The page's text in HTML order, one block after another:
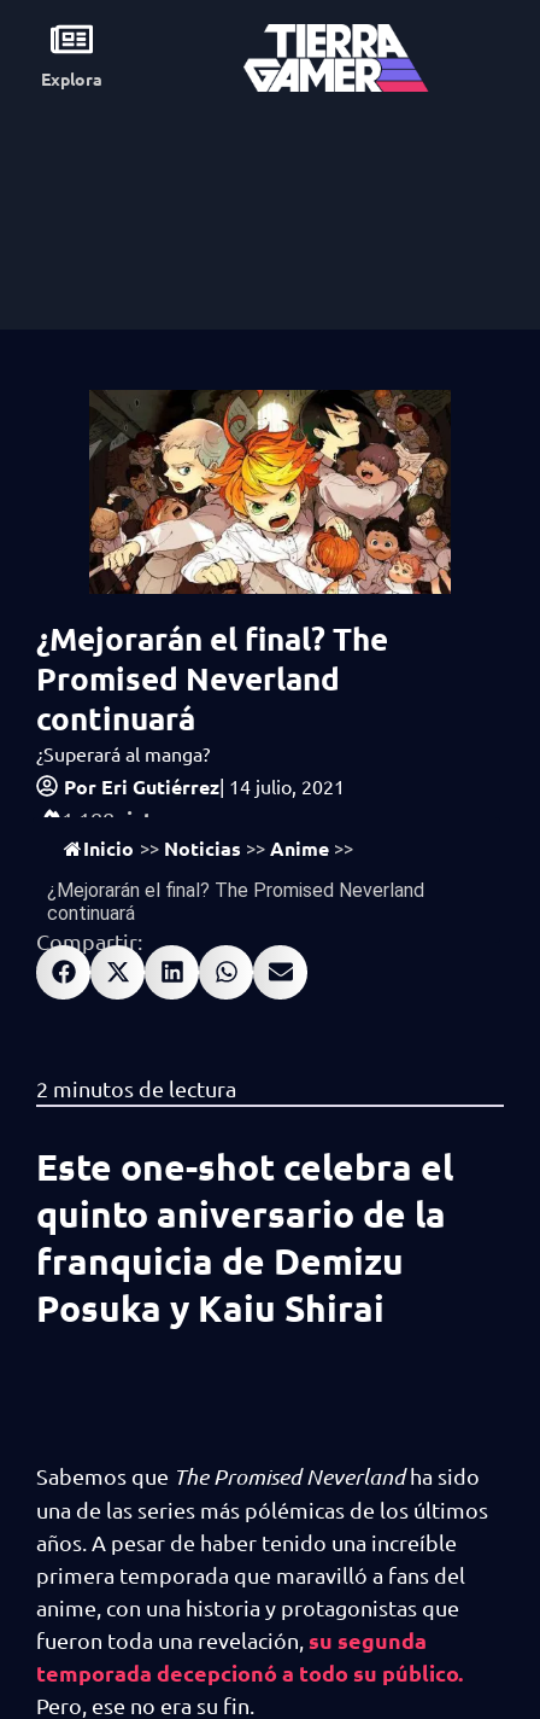
Explora
¿Mejorarán el final? The
Promised Neverland
continuará
¿Superará al manga?
Por Eri Gutiérrez| 14 julio, 2021
1,188 vistas
Inicio >> Noticias >> Anime >>
¿Mejorarán el final? The Promised Neverland
continuará
Compartir:
Este one-shot celebra el
quinto aniversario de la
franquicia de Demizu
Posuka y Kaiu Shirai
Sabemos que The Promised Neverlandha sido
una de las series más pólémicas de los últimos
años. A pesar de haber tenido una increíble
primera temporada que maravilló a fans del
anime, con una historia y protagonistas que
fueron toda una revelación, su segunda
temporada decepcionó a todo su público.
Pero, ese no era su fin.